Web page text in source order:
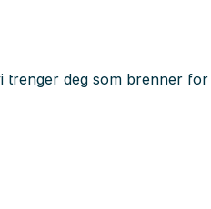
deg som brenner for